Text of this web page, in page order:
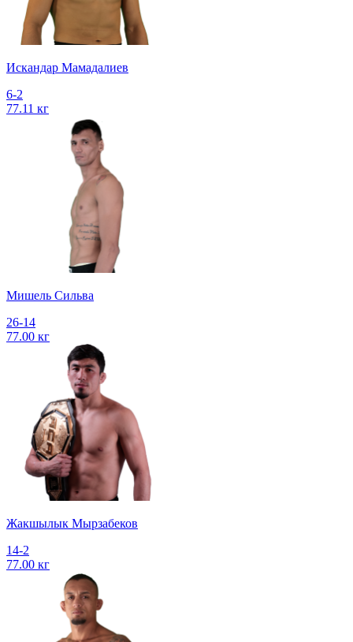
Искандар Мамадалиев
6-2
77.11 кг
Мишель Сильва
26-14
77.00 кг
Жакшылык Мырзабеков
14-2
77.00 кг